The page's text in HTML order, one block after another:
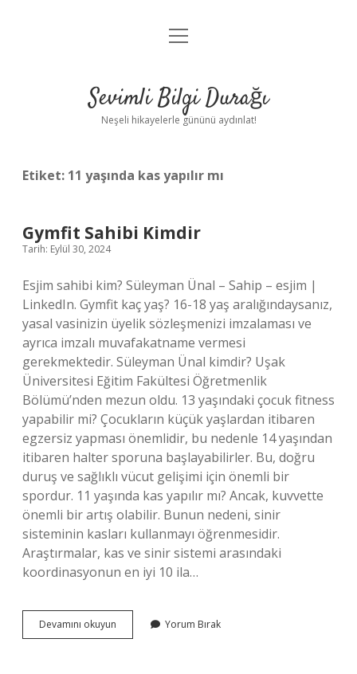
Anasayfa
Yasal Uyarı
menüyü
Sevimli Bilgi Durağı
Neşeli hikayelerle gününü aydınlat!
Etiket: 11 yaşında kas yapılır mı
Gymfit Sahibi Kimdir
Tarih: Eylül 30, 2024
Esjim sahibi kim? Süleyman Ünal – Sahip – esjim |
LinkedIn. Gymfit kaç yaş? 16-18 yaş aralığındaysanız,
yasal vasinizin üyelik sözleşmenizi imzalaması ve
ayrıca imzalı muvafakatname vermesi
gerekmektedir. Süleyman Ünal kimdir? Uşak
Üniversitesi Eğitim Fakültesi Öğretmenlik
Bölümü’nden mezun oldu. 13 yaşındaki çocuk fitness
yapabilir mi? Çocukların küçük yaşlardan itibaren
egzersiz yapması önemlidir, bu nedenle 14 yaşından
itibaren halter sporuna başlayabilirler. Bu, doğru
duruş ve sağlıklı vücut gelişimi için önemli bir
spordur. 11 yaşında kas yapılır mı? Ancak, kuvvette
önemli bir artış olabilir. Bunun nedeni, sinir
sisteminin kasları kullanmayı öğrenmesidir.
Araştırmalar, kas ve sinir sistemi arasındaki
koordinasyonun en iyi 10 ila…
Devamını okuyun
Sahibi
Yorum Bırak